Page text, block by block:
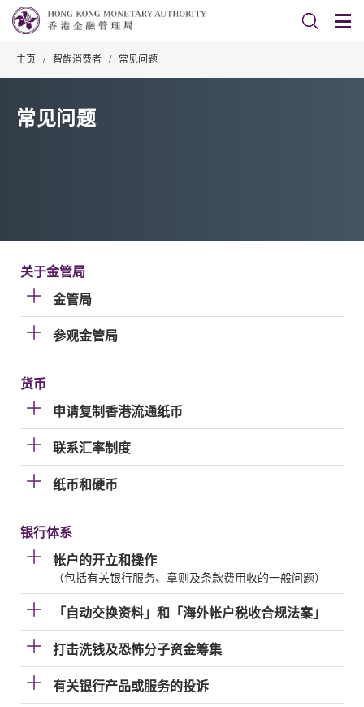
主页 / 智醒消费者 / 常见问题
常见问题
关于金管局
金管局
参观金管局
货币
申请复制香港流通纸币
联系汇率制度
纸币和硬币
银行体系
帐户的开立和操作
（包括有关银行服务、章则及条款费用收的一般问题）
「自动交换资料」和「海外帐户税收合规法案」
打击洗钱及恐怖分子资金筹集
有关银行产品或服务的投诉